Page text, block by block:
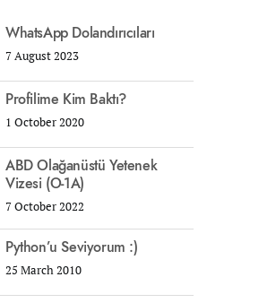
WhatsApp Dolandırıcıları
7 August 2023
Profilime Kim Baktı?
1 October 2020
ABD Olağanüstü Yetenek
Vizesi (O-1A)
7 October 2022
Python’u Seviyorum :)
25 March 2010